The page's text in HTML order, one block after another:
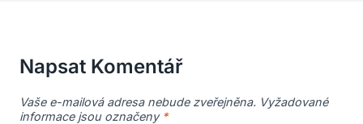
Napsat Komentář
Vaše e-mailová adresa nebude zveřejněna. Vyžadované
informace jsou označeny *